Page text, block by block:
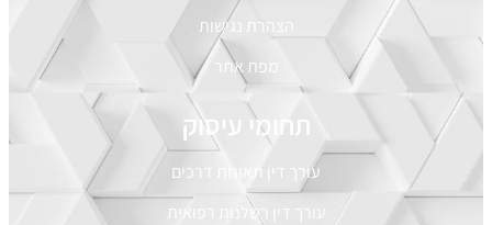
הצהרת נגישות
מפת אתר
תחומי עיסוק
עורך דין תאונות דרכים
עורך דין רשלנות רפואית